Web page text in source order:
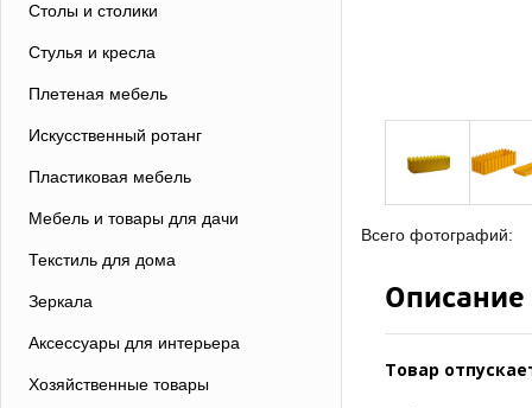
Столы и столики
Стулья и кресла
Плетеная мебель
Искусственный ротанг
Пластиковая мебель
Мебель и товары для дачи
Текстиль для дома
Зеркала
Аксессуары для интерьера
Хозяйственные товары
Всего фотографий:
Описание
Товар